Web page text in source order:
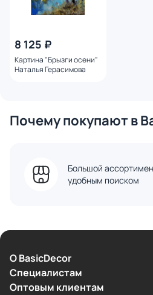
8 125 ₽
Картина "Брызги осени"
Наталья Герасимова
Почему покупают в
Большой
удобным поиском
О BasicDecor
Cпециалистам
Оптовым клиентам